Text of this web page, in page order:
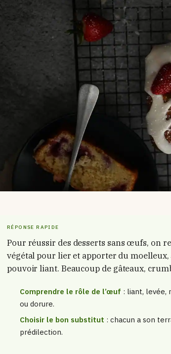
RÉPONSE RAPIDE
Pour réussir des desserts sans œufs, on
végétal pour lier et apporter du
pouvoir liant. Beaucoup de gâteaux,
Comprendre le rôle de l’œuf : liant, levée,
ou dorure.
Choisir le bon substitut : chacun a son
prédilection.